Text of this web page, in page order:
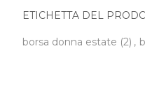
ETICHETTA DEL
borsa donna estate (2) ,